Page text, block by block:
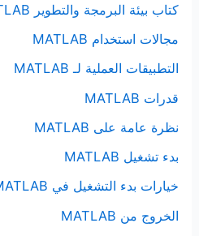
كتاب بيئة البرمجة والتطوير MATLAB
مجالات استخدام MATLAB
التطبيقات العملية لـ MATLAB
قدرات MATLAB
نظرة عامة على MATLAB
بدء تشغيل MATLAB
خيارات بدء التشغيل في MATLAB
الخروج من MATLAB